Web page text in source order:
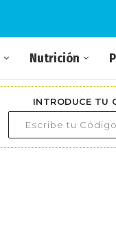
Nutrición
INTRODUCE TU